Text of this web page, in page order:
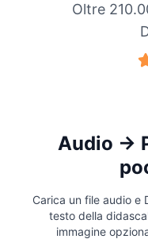
Oltre
Audio →
Carica un file audio e
testo della
immagine